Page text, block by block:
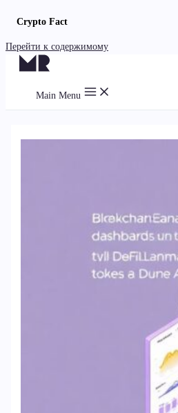
Crypto Fact
Перейти к содержимому
Main Menu